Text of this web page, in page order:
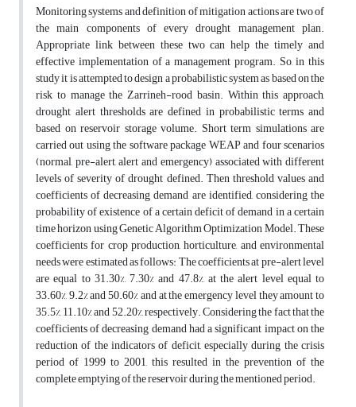
Monitoring systems and definition of mitigation actions are two of
the main components of every drought management plan.
Appropriate link between these two can help the timely and
effective implementation of a management program. So, in this
study it is attempted to design a probabilistic system as based on the
risk to manage the Zarrineh-rood basin. Within this approach,
drought alert thresholds are defined in probabilistic terms and
based on reservoir storage volume. Short term simulations are
carried out using the software package WEAP and four scenarios
(normal, pre-alert, alert and emergency) associated with different
levels of severity of drought defined. Then threshold values and
coefficients of decreasing demand are identified, considering the
probability of existence of a certain deficit of demand in a certain
time horizon using Genetic Algorithm Optimization Model. These
coefficients for crop production, horticulture, and environmental
needs were estimated as follows: The coefficients at pre-alert level
are equal to 31.30%, 7.30% and 47.8%, at the alert level equal to
33.60%, 9.2% and 50.60% and at the emergency level they amount to
35.5%, 11.10% and 52.20%, respectively. Considering the fact that the
coefficients of decreasing demand had a significant impact on the
reduction of the indicators of deficit, especially during the crisis
period of 1999 to 2001, this resulted in the prevention of the
complete emptying of the reservoir during the mentioned period.